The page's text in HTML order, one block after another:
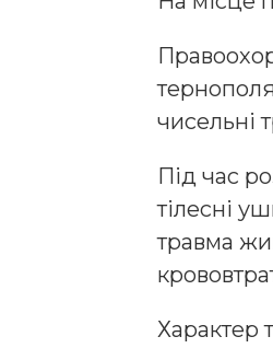
чисельні
Під час
тілесні
травма
Характер